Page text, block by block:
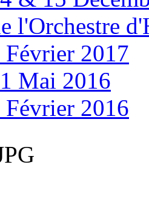
l'Orchestre
2017
Mai 2016
2016